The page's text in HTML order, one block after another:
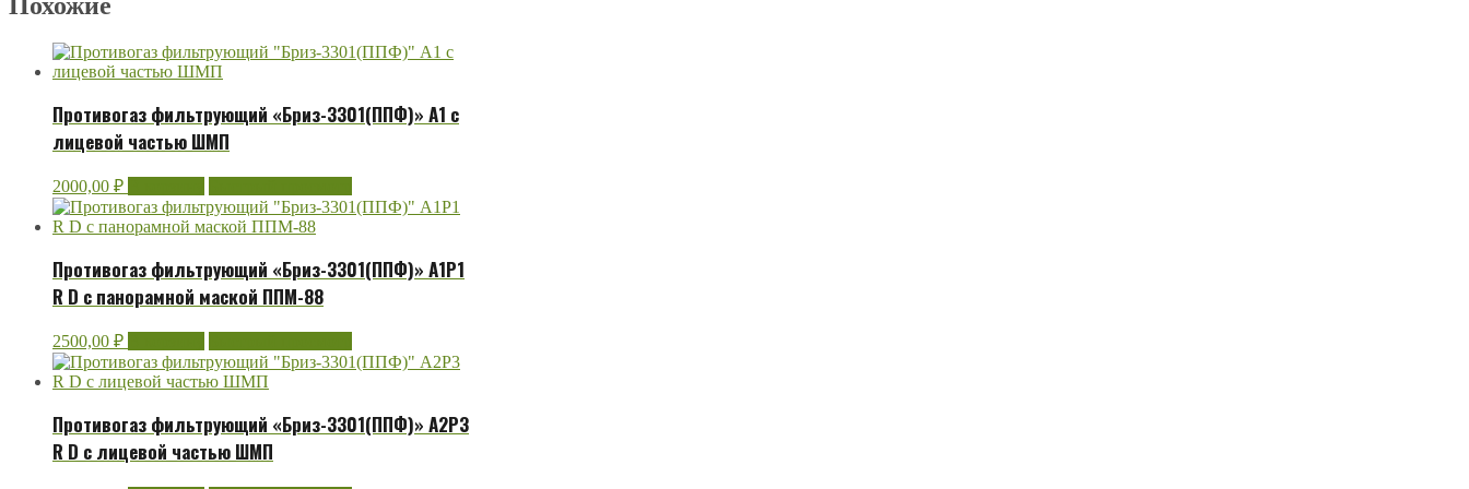
Противогаз фильтрующий «Бриз-3301(ППФ)» А1 с
лицевой частью ШМП
2000,00 ₽
Противогаз фильтрующий «Бриз-3301(ППФ)» А1Р1
R D с панорамной маской ППМ-88
2500,00 ₽
Противогаз фильтрующий «Бриз-3301(ППФ)» А2Р3
R D с лицевой частью ШМП